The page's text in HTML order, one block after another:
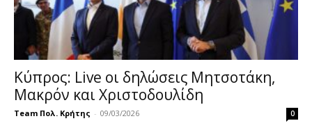
Κύπρος: Live οι δηλώσεις Μητσοτάκη,
Μακρόν και Χριστοδουλίδη
Team Πολ. Κρήτης - 09/03/2026 0